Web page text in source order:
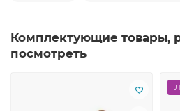
Комплектующие товары,
посмотреть